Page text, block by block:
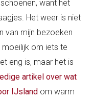
want het
Het weer is niet
van mijn bezoeken
om iets te
eng is, maar het is
artikel over wat
IJsland om warm